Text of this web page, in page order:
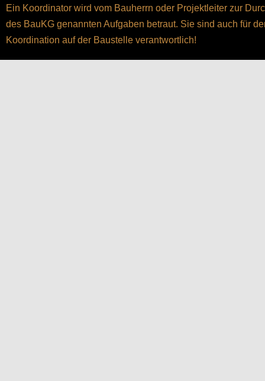
Ein Koordinator wird vom Bauherrn oder Projektleiter zur
des BauKG genannten Aufgaben betraut. Sie sind auch für
Koordination auf der Baustelle verantwortlich!